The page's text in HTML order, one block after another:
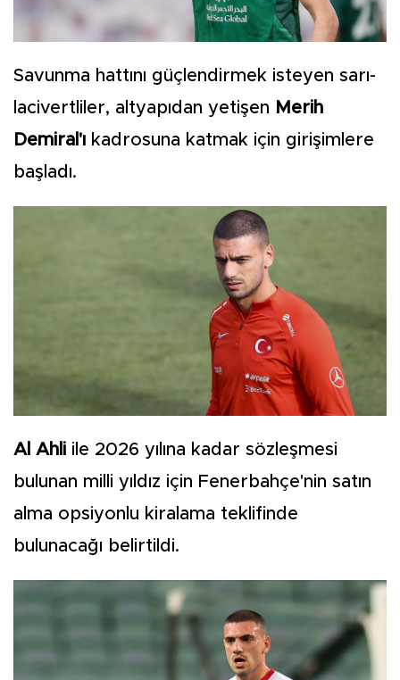
Savunma hattını güçlendirmek isteyen sarı-
lacivertliler, altyapıdan yetişen Merih
Demiral'ı kadrosuna katmak için girişimlere
başladı.
Al Ahli ile 2026 yılına kadar sözleşmesi
bulunan milli yıldız için Fenerbahçe'nin satın
alma opsiyonlu kiralama teklifinde
bulunacağı belirtildi.